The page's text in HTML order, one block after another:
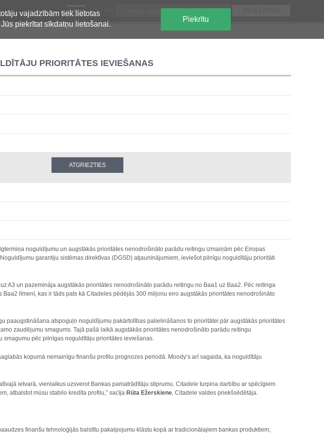
vajadzībām tiek lietotas
piekrītat sīkdatņu lietošanai.
Piekrītu
LV
PRIORITĀTES IEVIEŠANAS
noguldījumu un augstākās prioritātes nenodrošināto parādu reitingu izmaiņām pēc Eiropas
garantiju sistēmas direktīvas (DGSD) atjauninājumiem, ieviešot pilnīgu noguldītāju prioritāti
A3 un pazemināja augstākās prioritātes nenodrošināto parādu reitingu no Baa1 uz Baa2. Pēc reitinga
līmenī, kas ir tāds pats kā Citadeles pēdējās 300 miljonu eiro augstākās prioritātes nenodrošināto
paaugstināšana atspoguļo noguldījumu pakārtotības palielināšanos to prioritātei pār augstākās prioritātes
zaudējumu smagums. Tajā pašā laikā augstākās prioritātes nenodrošināto parādu reitingu
pēc pilnīgas noguldītāju prioritātes ieviešanas.
kopumā nemainīgu finanšu profilu prognozes periodā. Moody’s arī sagaida, ka noguldītāju
ietvarā, vienlaikus uzsverot Bankas pamatrādītāju stiprumu. Citadele turpina darbību ar spēcīgiem
atbalstot mūsu stabilo kredīta profilu,” sacīja Rūta Ežerskiene, Citadele valdes priekšsēdētāja.
finanšu tehnoloģijās balstītu pakalpojumu klāstu kopā ar tradicionālajiem bankas produktiem,